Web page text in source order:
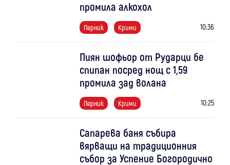
промила алкохол
Перник Крими 10:36
Пиян шофьор от Рударци бе
спипан посред нощ с 1,59
промила зад волана
Перник Крими 10:25
Сапарева баня събира
вярващи на традиционния
събор за Успение Богородично